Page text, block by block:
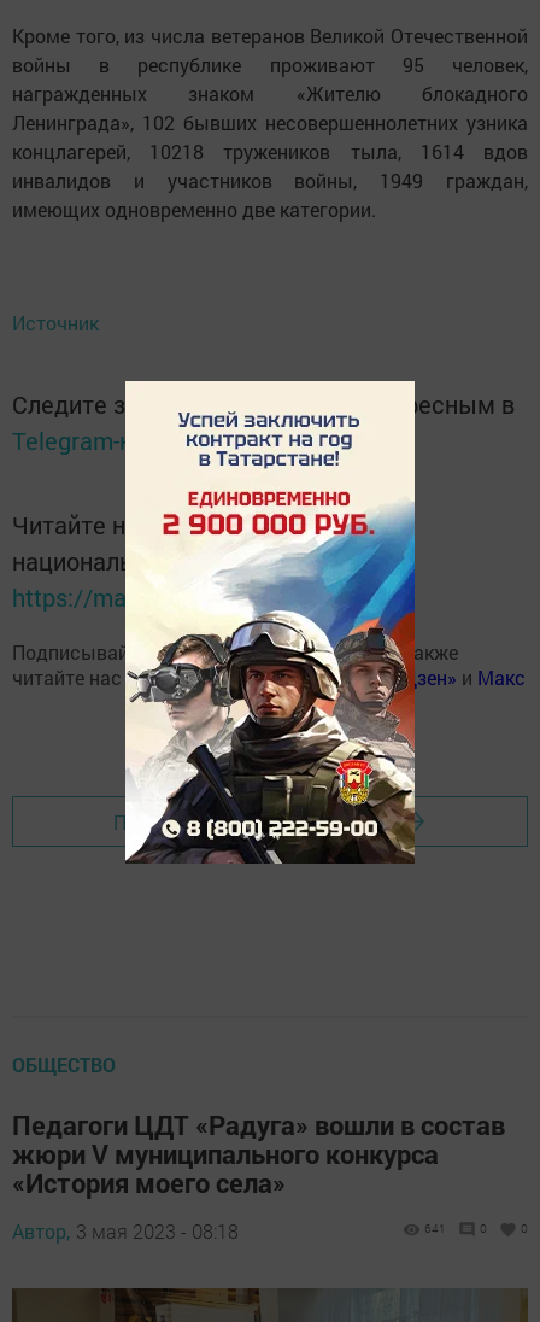
Кроме того, из числа ветеранов Великой Отечественной
войны в республике проживают 95 человек,
награжденных знаком «Жителю блокадного
Ленинграда», 102 бывших несовершеннолетних узника
концлагерей, 10218 тружеников тыла, 1614 вдов
инвалидов и участников войны, 1949 граждан,
имеющих одновременно две категории.
Источник
Следите за самым важным и интересным в
Telegram-каналеТатмедиа
Читайте новости Татарстана в
национальном мессенджере MАХ:
https://max.ru/tatmedia
Подписывайтесь на нашTelegram-канал, а также
читайте нас Вконтакте,Одноклассниках,«Дзен» и Макс
Перейти на страницу новости
ОБЩЕСТВО
Педагоги ЦДТ «Радуга» вошли в состав
жюри V муниципального конкурса
«История моего села»
Автор, 3 мая 2023 - 08:18 641 0 0